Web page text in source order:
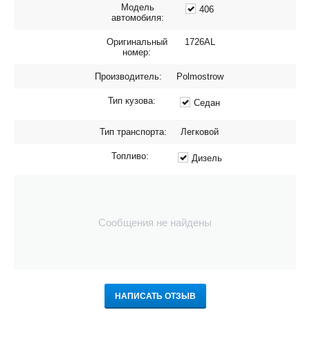
Модель
автомобиля:
406
Оригинальный
номер:
1726AL
Производитель: Polmostrow
Тип кузова: Седан
Тип транспорта: Легковой
Топливо: Дизель
Сообщения не найдены
НАПИСАТЬ ОТЗЫВ